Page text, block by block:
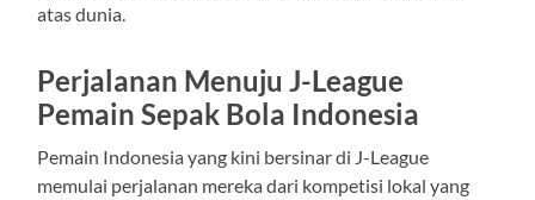
atas dunia.
Perjalanan Menuju J-League
Pemain Sepak Bola Indonesia
Pemain Indonesia yang kini bersinar di J-League
memulai perjalanan mereka dari kompetisi lokal yang